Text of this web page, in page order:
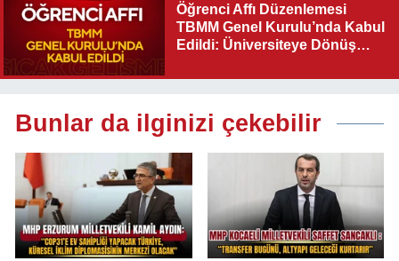
Öğrenci Affı Düzenlemesi
TBMM Genel Kurulu’nda Kabul
Edildi: Üniversiteye Dönüş
Bunlar da ilginizi çekebilir